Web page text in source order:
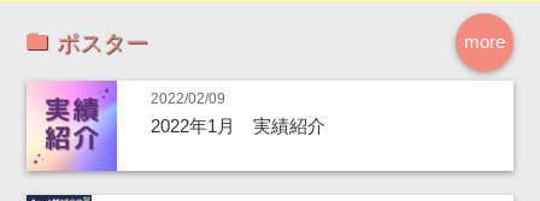
more
ポスター
2022/02/09
2022年1月 実績紹介